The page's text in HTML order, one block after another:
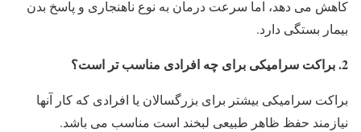
کاهش می دهد، اما سرعت درمان به نوع ناهنجاری و پاسخ بدن
بیمار بستگی دارد.
2. براکت سرامیکی برای چه افرادی مناسب تر است؟
براکت سرامیکی بیشتر برای بزرگسالان یا افرادی که کار آنها
نیازمند حفظ ظاهر طبیعی لبخند است مناسب می باشد.